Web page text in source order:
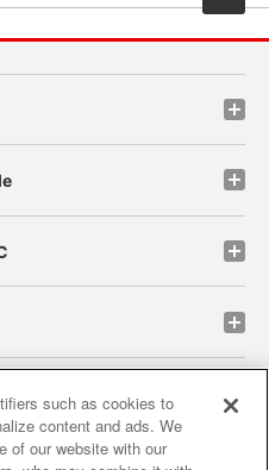
site policy privacy policy
such as cookies to
content and ads. We
of our website with our